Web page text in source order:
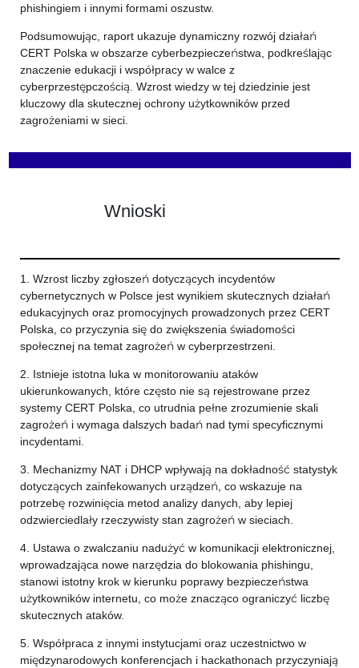
phishingiem i innymi formami oszustw.
Podsumowując, raport ukazuje dynamiczny rozwój działań
CERT Polska w obszarze cyberbezpieczeństwa, podkreślając
znaczenie edukacji i współpracy w walce z
cyberprzestępczością. Wzrost wiedzy w tej dziedzinie jest
kluczowy dla skutecznej ochrony użytkowników przed
zagrożeniami w sieci.
Wnioski
1. Wzrost liczby zgłoszeń dotyczących incydentów
cybernetycznych w Polsce jest wynikiem skutecznych działań
edukacyjnych oraz promocyjnych prowadzonych przez CERT
Polska, co przyczynia się do zwiększenia świadomości
społecznej na temat zagrożeń w cyberprzestrzeni.
2. Istnieje istotna luka w monitorowaniu ataków
ukierunkowanych, które często nie są rejestrowane przez
systemy CERT Polska, co utrudnia pełne zrozumienie skali
zagrożeń i wymaga dalszych badań nad tymi specyficznymi
incydentami.
3. Mechanizmy NAT i DHCP wpływają na dokładność statystyk
dotyczących zainfekowanych urządzeń, co wskazuje na
potrzebę rozwinięcia metod analizy danych, aby lepiej
odzwierciedlały rzeczywisty stan zagrożeń w sieciach.
4. Ustawa o zwalczaniu nadużyć w komunikacji elektronicznej,
wprowadzająca nowe narzędzia do blokowania phishingu,
stanowi istotny krok w kierunku poprawy bezpieczeństwa
użytkowników internetu, co może znacząco ograniczyć liczbę
skutecznych ataków.
5. Współpraca z innymi instytucjami oraz uczestnictwo w
międzynarodowych konferencjach i hackathonach przyczyniają